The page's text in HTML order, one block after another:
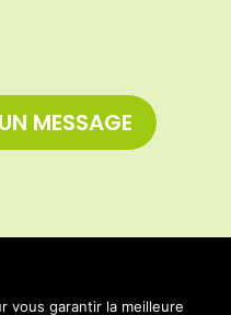
MESSAGE
vous garantir la meilleure